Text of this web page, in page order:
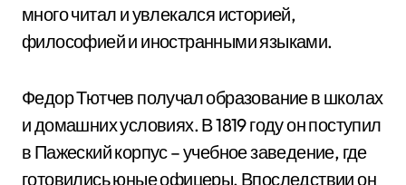
много читал и увлекался историей,
философией и иностранными языками.
Федор Тютчев получал образование в школах
и домашних условиях. В 1819 году он поступил
в Пажеский корпус – учебное заведение, где
готовились юные офицеры. Впоследствии он